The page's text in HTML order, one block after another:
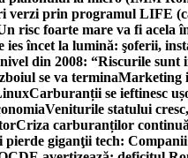
prin programul LIFE
risc foarte mare va fi acela
ies încet la lumină: şoferii,
din 2008: “Riscurile
se va terminaMarketing
Carburanții se ieftinesc
Veniturile statului
Criza carburanților
pierde giganţii tech: